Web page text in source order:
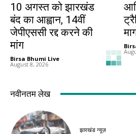
10 अगस्त को झारखंड
बंद का आह्वान, 14वीं
जेपीएससी रद्द करने की
मांग
Birsa Bhumi Live -
August 8, 2026